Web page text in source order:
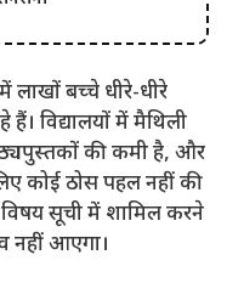
लाखों बच्चे धीरे-धीरे
विद्यालयों में मैथिली
की कमी है, और
कोई ठोस पहल नहीं की
सूची में शामिल करने
नहीं आएगा।